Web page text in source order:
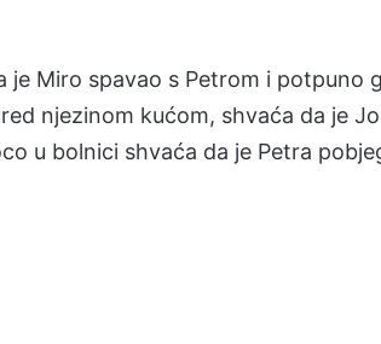
je Miro spavao s Petrom i potpuno
njezinom kućom, shvaća da je
u bolnici shvaća da je Petra